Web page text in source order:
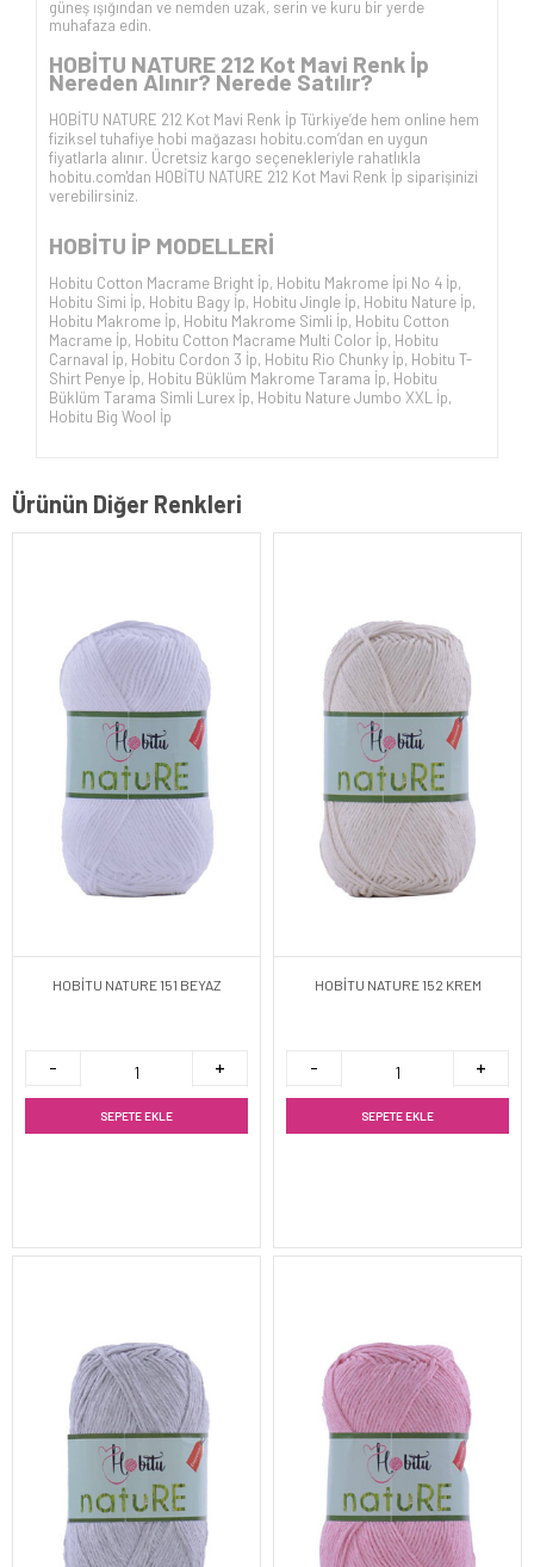
güneş ışığından ve nemden uzak, serin ve kuru bir yerde
muhafaza edin.
HOBİTU NATURE 212 Kot Mavi Renk İp
Nereden Alınır? Nerede Satılır?
HOBİTU NATURE 212 Kot Mavi Renk İp Türkiye’de hem online hem
fiziksel tuhafiye hobi mağazası hobitu.com’dan en uygun
fiyatlarla alınır. Ücretsiz kargo seçenekleriyle rahatlıkla
hobitu.com'dan HOBİTU NATURE 212 Kot Mavi Renk İp siparişinizi
verebilirsiniz.
HOBİTU İP MODELLERİ
Hobitu Cotton Macrame Bright İp, Hobitu Makrome İpi No 4 İp,
Hobitu Simi İp, Hobitu Bagy İp, Hobitu Jingle İp, Hobitu Nature İp,
Hobitu Makrome İp, Hobitu Makrome Simli İp, Hobitu Cotton
Macrame İp, Hobitu Cotton Macrame Multi Color İp, Hobitu
Carnaval İp, Hobitu Cordon 3 İp, Hobitu Rio Chunky İp, Hobitu T-
Shirt Penye İp, Hobitu Büklüm Makrome Tarama İp, Hobitu
Büklüm Tarama Simli Lurex İp, Hobitu Nature Jumbo XXL İp,
Hobitu Big Wool İp
Ürünün Diğer Renkleri
HOBİTU NATURE 151 BEYAZ
SEPETE EKLE
HOBİTU NATURE 152 KREM
SEPETE EKLE